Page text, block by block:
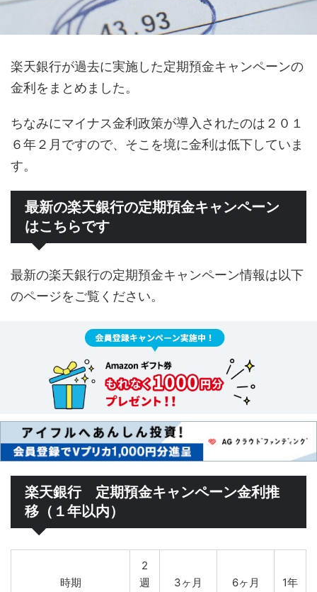
楽天銀行が過去に実施した定期預金キャンペーンの
金利をまとめました。
ちなみにマイナス金利政策が導入されたのは２０１
６年２月ですので、そこを境に金利は低下していま
す。
最新の楽天銀行の定期預金キャンペーン
はこちらです
最新の楽天銀行の定期預金キャンペーン情報は以下
のページをご覧ください。
楽天銀行 定期預金キャンペーン金利推
移（１年以内）
時期
2
週
3ヶ月 6ヶ月 1年